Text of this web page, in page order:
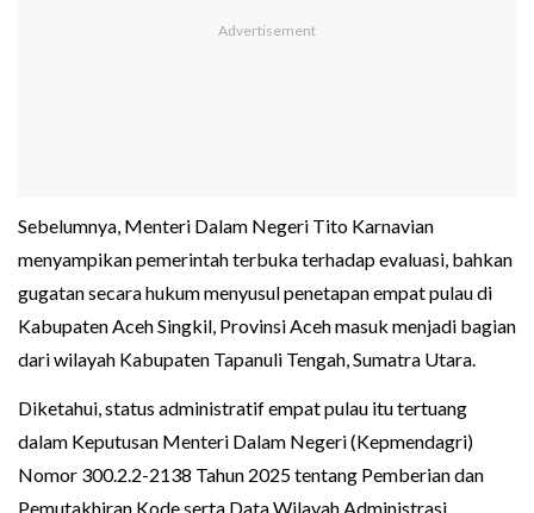
Sebelumnya, Menteri Dalam Negeri Tito Karnavian
menyampikan pemerintah terbuka terhadap evaluasi, bahkan
gugatan secara hukum menyusul penetapan empat pulau di
Kabupaten Aceh Singkil, Provinsi Aceh masuk menjadi bagian
dari wilayah Kabupaten Tapanuli Tengah, Sumatra Utara.
Diketahui, status administratif empat pulau itu tertuang
dalam Keputusan Menteri Dalam Negeri (Kepmendagri)
Nomor 300.2.2-2138 Tahun 2025 tentang Pemberian dan
Pemutakhiran Kode serta Data Wilayah Administrasi